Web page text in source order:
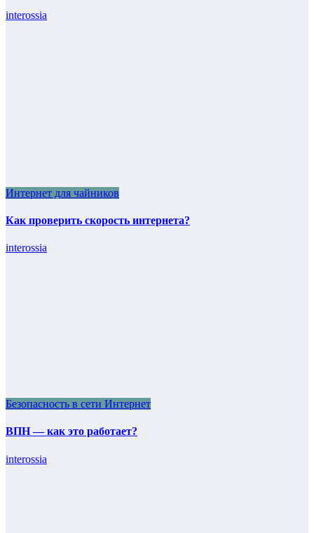
interossia
Интернет для чайников
Как проверить скорость интернета?
interossia
Безопасность в сети Интернет
ВПН — как это работает?
interossia